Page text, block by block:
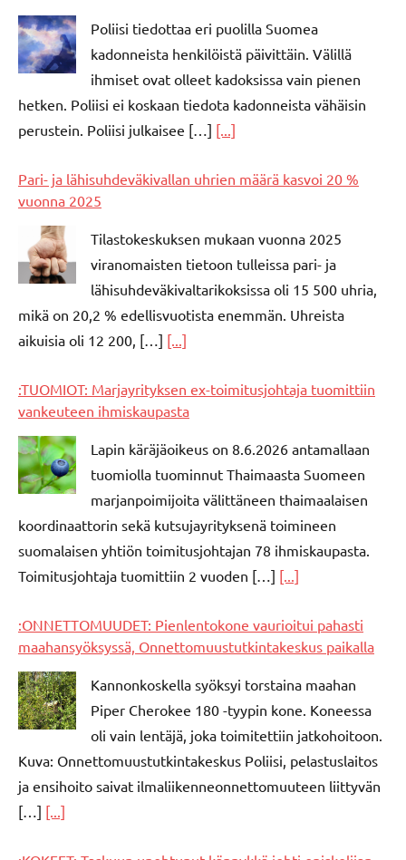
Poliisi tiedottaa eri puolilla Suomea
kadonneista henkilöistä päivittäin. Välillä
ihmiset ovat olleet kadoksissa vain pienen
hetken. Poliisi ei koskaan tiedota kadonneista vähäisin
perustein. Poliisi julkaisee […] [...]
Pari- ja lähisuhdeväkivallan uhrien määrä kasvoi 20 %
vuonna 2025
Tilastokeskuksen mukaan vuonna 2025
viranomaisten tietoon tulleissa pari- ja
lähisuhdeväkivaltarikoksissa oli 15 500 uhria,
mikä on 20,2 % edellisvuotista enemmän. Uhreista
aikuisia oli 12 200, […] [...]
:TUOMIOT: Marjayrityksen ex-toimitusjohtaja tuomittiin
vankeuteen ihmiskaupasta
Lapin käräjäoikeus on 8.6.2026 antamallaan
tuomiolla tuominnut Thaimaasta Suomeen
marjanpoimijoita välittäneen thaimaalaisen
koordinaattorin sekä kutsujayrityksenä toimineen
suomalaisen yhtiön toimitusjohtajan 78 ihmiskaupasta.
Toimitusjohtaja tuomittiin 2 vuoden […] [...]
:ONNETTOMUUDET: Pienlentokone vaurioitui pahasti
maahansyöksyssä, Onnettomuustutkintakeskus paikalla
Kannonkoskella syöksyi torstaina maahan
Piper Cherokee 180 -tyypin kone. Koneessa
oli vain lentäjä, joka toimitettiin jatkohoitoon.
Kuva: Onnettomuustutkintakeskus Poliisi, pelastuslaitos
ja ensihoito saivat ilmaliikenneonnettomuuteen liittyvän
[…] [...]